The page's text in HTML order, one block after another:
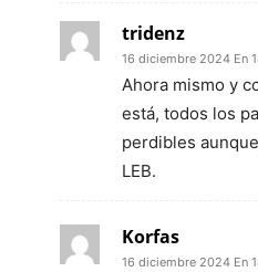
tridenz
16 diciembre 2024 En
Ahora mismo y
está, todos los
perdibles
LEB.
Korfas
16 diciembre 2024 En